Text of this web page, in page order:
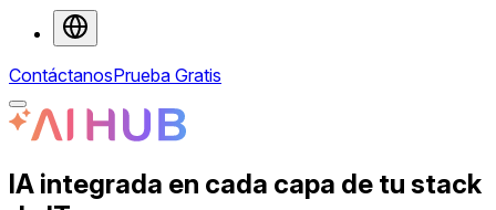
ContáctanosPrueba Gratis
IA integrada en cada capa de tu stack